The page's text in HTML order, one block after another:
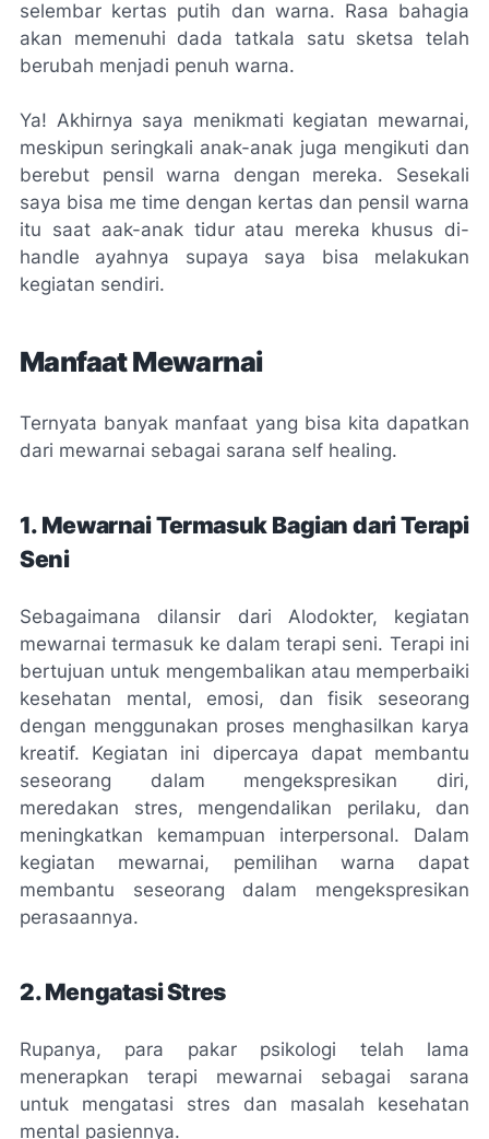
selembar kertas putih dan warna. Rasa bahagia
akan memenuhi dada tatkala satu sketsa telah
berubah menjadi penuh warna.
Ya! Akhirnya saya menikmati kegiatan mewarnai,
meskipun seringkali anak-anak juga mengikuti dan
berebut pensil warna dengan mereka. Sesekali
saya bisa me time dengan kertas dan pensil warna
itu saat aak-anak tidur atau mereka khusus di-
handle ayahnya supaya saya bisa melakukan
kegiatan sendiri.
Manfaat Mewarnai
Ternyata banyak manfaat yang bisa kita dapatkan
dari mewarnai sebagai sarana self healing.
1. Mewarnai Termasuk Bagian dari Terapi
Seni
Sebagaimana dilansir dari Alodokter, kegiatan
mewarnai termasuk ke dalam terapi seni. Terapi ini
bertujuan untuk mengembalikan atau memperbaiki
kesehatan mental, emosi, dan fisik seseorang
dengan menggunakan proses menghasilkan karya
kreatif. Kegiatan ini dipercaya dapat membantu
seseorang dalam mengekspresikan diri,
meredakan stres, mengendalikan perilaku, dan
meningkatkan kemampuan interpersonal. Dalam
kegiatan mewarnai, pemilihan warna dapat
membantu seseorang dalam mengekspresikan
perasaannya.
2. Mengatasi Stres
Rupanya, para pakar psikologi telah lama
menerapkan terapi mewarnai sebagai sarana
untuk mengatasi stres dan masalah kesehatan
mental pasiennya.